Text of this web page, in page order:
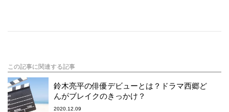
この記事に関連する記事
鈴木亮平の俳優デビューとは？ドラマ西郷ど
んがブレイクのきっかけ？
2020.12.09